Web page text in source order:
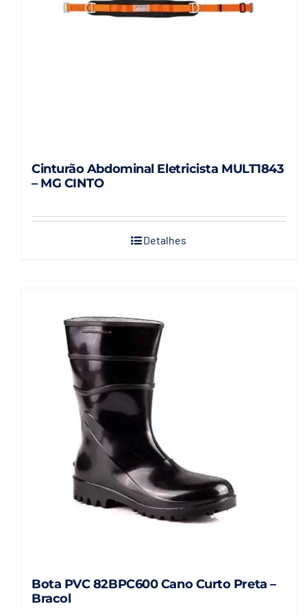
Cinturão Abdominal Eletricista MULT1843
– MG CINTO
Detalhes
Bota PVC 82BPC600 Cano Curto Preta –
Bracol